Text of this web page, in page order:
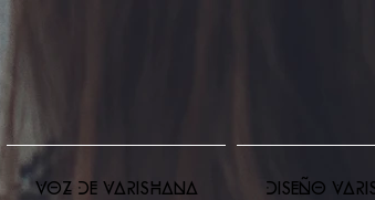
VOZ DE VARISHANA DISEÑO